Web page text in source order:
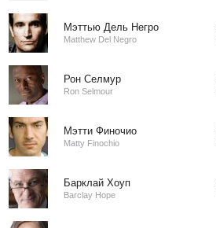
Мэттью Дель Негро
Matthew Del Negro
Рон Селмур
Ron Selmour
Мэтти Финочио
Matty Finochio
Барклай Хоуп
Barclay Hope